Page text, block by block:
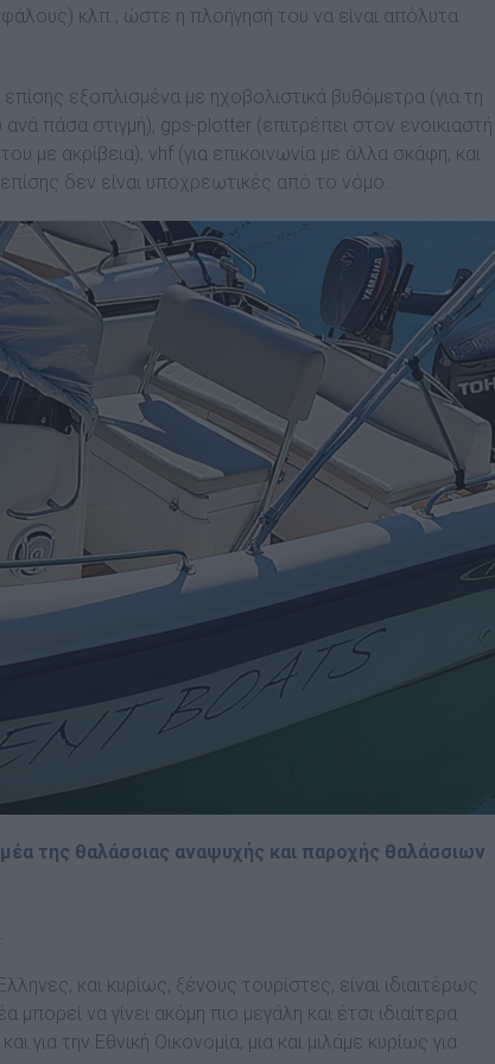
κλπ., ώστε η πλοήγησή του να είναι απόλυτα
εξοπλισμένα με ηχοβολιστικά βυθόμετρα (για τη
πάσα στιγμή), gps-plotter (επιτρέπει στον ενοικιαστή
με ακρίβεια), vhf (για επικοινωνία με άλλα σκάφη, και
δεν είναι υποχρεωτικές από το νόμο.
της θαλάσσιας αναψυχής και παροχής θαλάσσιων
και κυρίως, ξένους τουρίστες, είναι ιδιαιτέρως
να γίνει ακόμη πιο μεγάλη και έτσι ιδιαίτερα
την Εθνική Οικονομία, μια και μιλάμε κυρίως για